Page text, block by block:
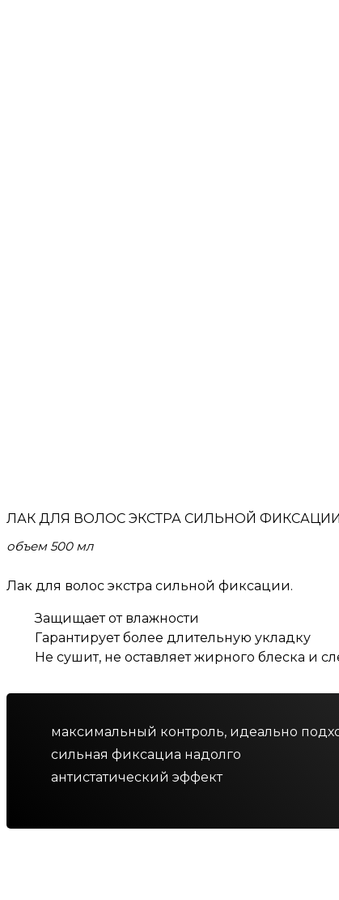
ЛАК ДЛЯ ВОЛОС ЭКСТРА СИЛЬНОЙ ФИКСАЦИИ
объем 500 мл
Лак для волос экстра сильной фиксации.
Защищает от влажности
Гарантирует более длительную укладку
Не сушит, не оставляет жирного блеска и
максимальный контроль, идеально
сильная фиксациа надолго
антистатический эффект